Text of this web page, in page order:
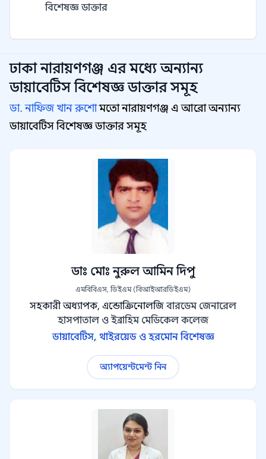
বিশেষজ্ঞ ডাক্তার
ঢাকা নারায়ণগঞ্জ এর মধ্যে অন্যান্য
ডায়াবেটিস বিশেষজ্ঞ ডাক্তার সমূহ
ডা. নাফিজ খান রুশোমতো নারায়ণগঞ্জ এ আরো অন্যান্য
ডায়াবেটিস বিশেষজ্ঞ ডাক্তার সমূহ
ডাঃ মোঃ নুরুল আমিন দিপু
এমবিবিএস, ডিইএম (বিআইআরডিইএম)
সহকারী অধ্যাপক, এন্ডোক্রিনোলজি বারডেম জেনারেল
হাসপাতাল ও ইব্রাহিম মেডিকেল কলেজ
ডায়াবেটিস, থাইরয়েড ও হরমোন বিশেষজ্ঞ
অ্যাপয়েন্টমেন্ট নিন